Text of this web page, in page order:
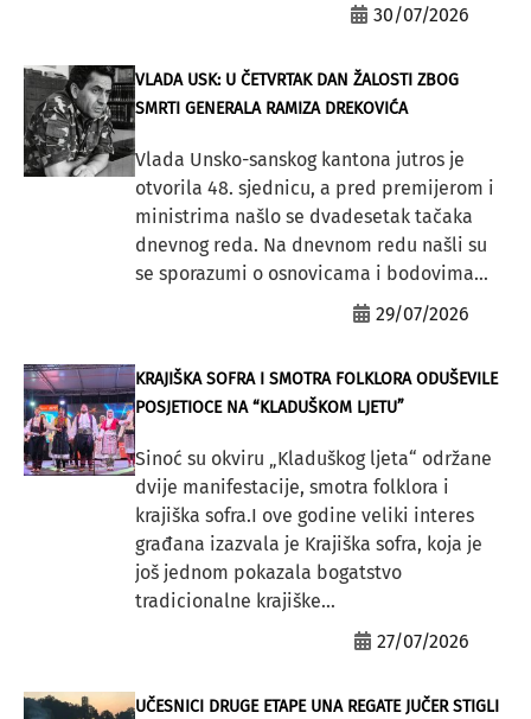
30/07/2026
VLADA USK: U ČETVRTAK DAN ŽALOSTI ZBOG
SMRTI GENERALA RAMIZA DREKOVIĆA
Vlada Unsko-sanskog kantona jutros je
otvorila 48. sjednicu, a pred premijerom i
ministrima našlo se dvadesetak tačaka
dnevnog reda. Na dnevnom redu našli su
se sporazumi o osnovicama i bodovima...
29/07/2026
KRAJIŠKA SOFRA I SMOTRA FOLKLORA ODUŠEVILE
POSJETIOCE NA “KLADUŠKOM LJETU”
Sinoć su okviru „Kladuškog ljeta“ održane
dvije manifestacije, smotra folklora i
krajiška sofra.I ove godine veliki interes
građana izazvala je Krajiška sofra, koja je
još jednom pokazala bogatstvo
tradicionalne krajiške...
27/07/2026
UČESNICI DRUGE ETAPE UNA REGATE JUČER STIGLI